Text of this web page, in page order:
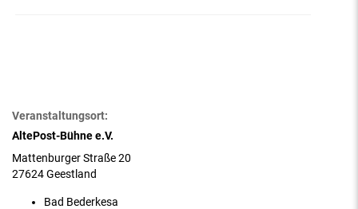
Veranstaltungsort:
AltePost-Bühne e.V.
Mattenburger Straße 20
27624 Geestland
Bad Bederkesa